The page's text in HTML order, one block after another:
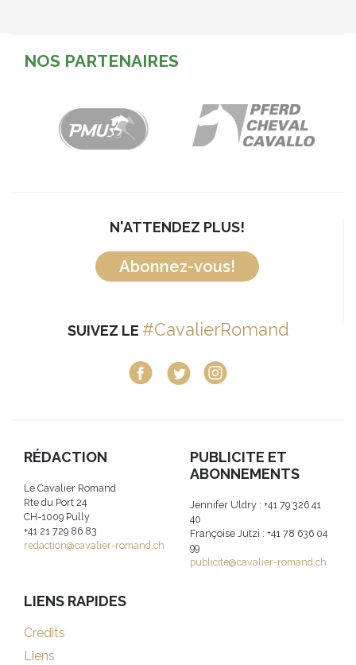
NOS PARTENAIRES
N'ATTENDEZ PLUS!
Abonnez-vous!
SUIVEZ LE #CavalierRomand
RÉDACTION
Le Cavalier Romand
Rte du Port 24
CH-1009 Pully
+41 21 729 86 83
redaction@cavalier-romand.ch
PUBLICITE ET
ABONNEMENTS
Jennifer Uldry : +41 79 326 41
40
Françoise Jutzi : +41 78 636 04
99
publicite@cavalier-romand.ch
LIENS RAPIDES
Crédits
Liens